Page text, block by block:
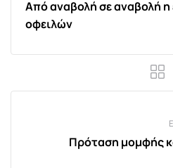
Από αναβολή σε αναβολή
οφειλών
Πρόταση μομφής